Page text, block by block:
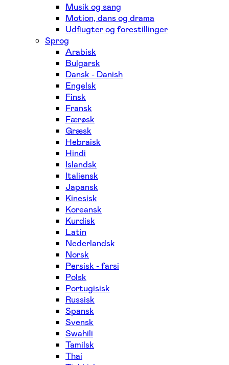
Musik og sang
Motion, dans og drama
Udflugter og forestillinger
Sprog
Arabisk
Bulgarsk
Dansk - Danish
Engelsk
Finsk
Fransk
Færøsk
Græsk
Hebraisk
Hindi
Islandsk
Italiensk
Japansk
Kinesisk
Koreansk
Kurdisk
Latin
Nederlandsk
Norsk
Persisk - farsi
Polsk
Portugisisk
Russisk
Spansk
Svensk
Swahili
Tamilsk
Thai